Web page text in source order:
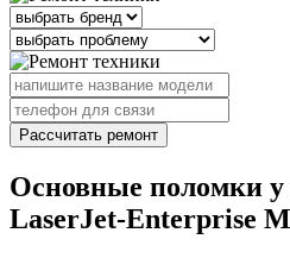
Рассчитать ремонт
Основные поломки у
LaserJet-Enterprise